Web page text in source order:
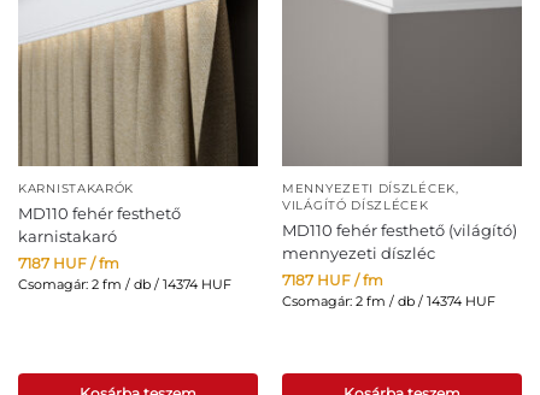
KARNISTAKARÓK
MD110 fehér festhető
karnistakaró
7187 HUF / fm
Csomagár: 2 fm / db / 14374 HUF
MENNYEZETI DÍSZLÉCEK,
VILÁGÍTÓ DÍSZLÉCEK
MD110 fehér festhető (világító)
mennyezeti díszléc
7187 HUF / fm
Csomagár: 2 fm / db / 14374 HUF